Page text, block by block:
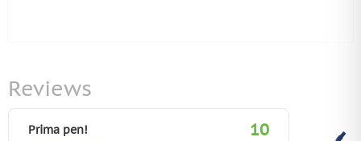
Reviews
Prima pen!
10